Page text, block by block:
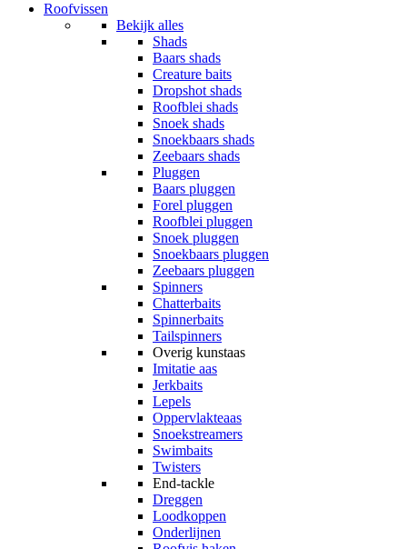
Roofvissen
Bekijk alles
Shads
Baars shads
Creature baits
Dropshot shads
Roofblei shads
Snoek shads
Snoekbaars shads
Zeebaars shads
Pluggen
Baars pluggen
Forel pluggen
Roofblei pluggen
Snoek pluggen
Snoekbaars pluggen
Zeebaars pluggen
Spinners
Chatterbaits
Spinnerbaits
Tailspinners
Overig kunstaas
Imitatie aas
Jerkbaits
Lepels
Oppervlakteaas
Snoekstreamers
Swimbaits
Twisters
End-tackle
Dreggen
Loodkoppen
Onderlijnen